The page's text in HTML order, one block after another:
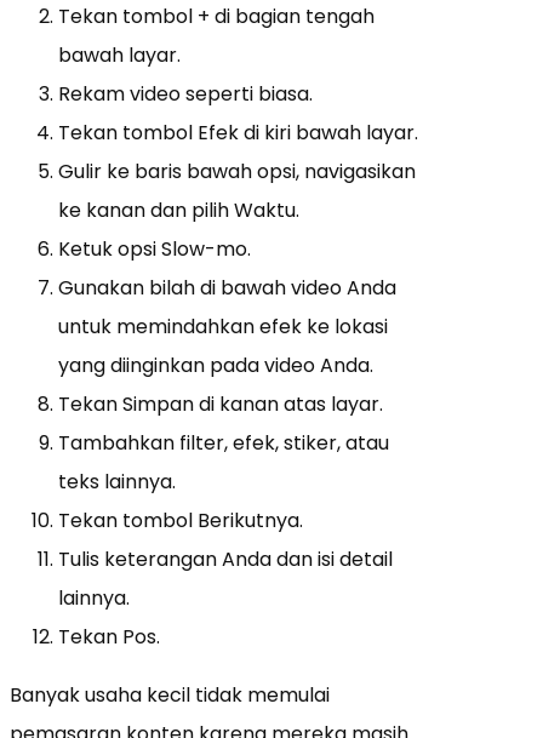
Tekan tombol + di bagian tengah
bawah layar.
Rekam video seperti biasa.
Tekan tombol Efek di kiri bawah layar.
Gulir ke baris bawah opsi, navigasikan
ke kanan dan pilih Waktu.
Ketuk opsi Slow-mo.
Gunakan bilah di bawah video Anda
untuk memindahkan efek ke lokasi
yang diinginkan pada video Anda.
Tekan Simpan di kanan atas layar.
Tambahkan filter, efek, stiker, atau
teks lainnya.
Tekan tombol Berikutnya.
Tulis keterangan Anda dan isi detail
lainnya.
Tekan Pos.
Banyak usaha kecil tidak memulai